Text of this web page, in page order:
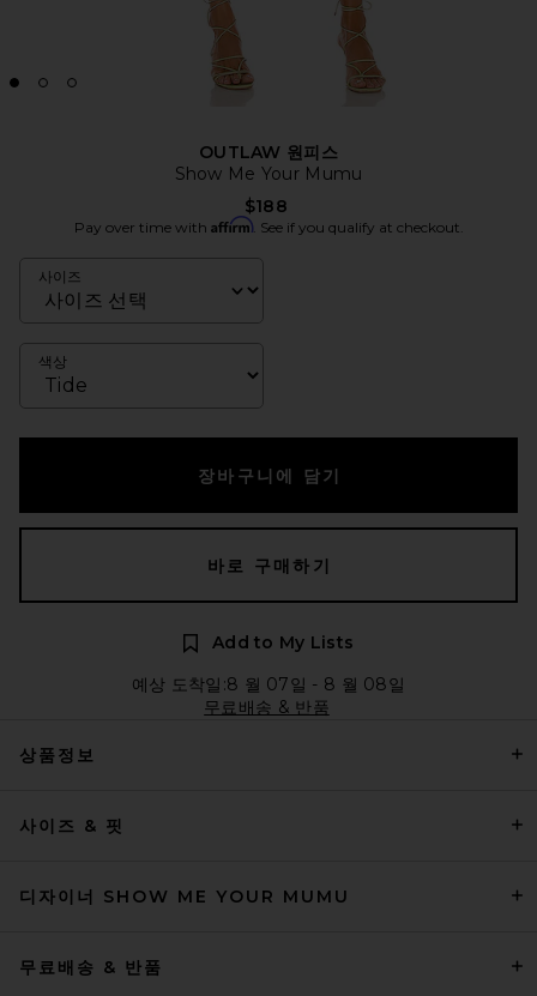
OUTLAW 원피스
Show Me Your Mumu
$188
Pay over time with Affirm. See if you qualify at checkout.
사이즈
색상
장바구니에 담기
바로 구매하기
Add to My Lists
예상 도착일:8 월 07일 - 8 월 08일
무료배송 & 반품
상품정보
사이즈 & 핏
디자이너 SHOW ME YOUR MUMU
무료배송 & 반품